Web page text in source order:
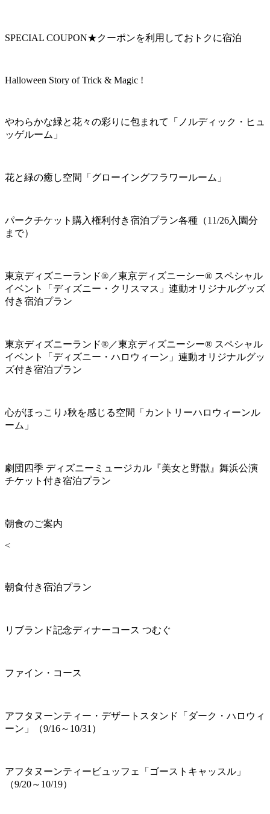
SPECIAL COUPON★クーポンを利用しておトクに宿泊
Halloween Story of Trick & Magic !
やわらかな緑と花々の彩りに包まれて「ノルディック・ヒュ
ッゲルーム」
花と緑の癒し空間「グローイングフラワールーム」
パークチケット購入権利付き宿泊プラン各種（11/26入園分
まで）
東京ディズニーランド®／東京ディズニーシー® スペシャル
イベント「ディズニー・クリスマス」連動オリジナルグッズ
付き宿泊プラン
東京ディズニーランド®／東京ディズニーシー® スペシャル
イベント「ディズニー・ハロウィーン」連動オリジナルグッ
ズ付き宿泊プラン
心がほっこり♪秋を感じる空間「カントリーハロウィーンル
ーム」
劇団四季 ディズニーミュージカル『美女と野獣』舞浜公演
チケット付き宿泊プラン
朝食のご案内
<
朝食付き宿泊プラン
リブランド記念ディナーコース つむぐ
ファイン・コース
アフタヌーンティー・デザートスタンド「ダーク・ハロウィ
ーン」（9/16～10/31）
アフタヌーンティービュッフェ「ゴーストキャッスル」
（9/20～10/19）